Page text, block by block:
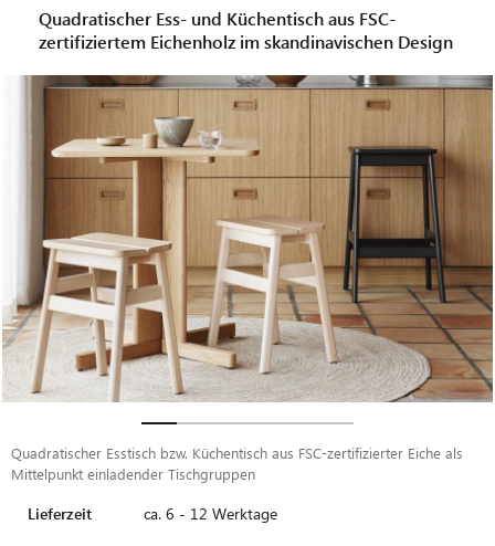
Quadratischer Ess- und Küchentisch aus FSC-
zertifiziertem Eichenholz im skandinavischen Design
Quadratischer Esstisch bzw. Küchentisch aus FSC-zertifizierter Eiche als
Mittelpunkt einladender Tischgruppen
Lieferzeit ca. 6 - 12 Werktage